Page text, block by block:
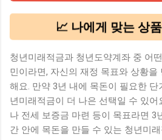
📈 나에게 맞는 상
청년미래적금과 청년도약계좌 중 어
민이라면, 자신의 재정 목표와 상황을
해요. 만약 3년 내에 목돈이 필요한
년미래적금이 더 나은 선택일 수 있어
나 전세 보증금 마련 등이 목표라면 3
간 안에 목돈을 만들 수 있는 청년미